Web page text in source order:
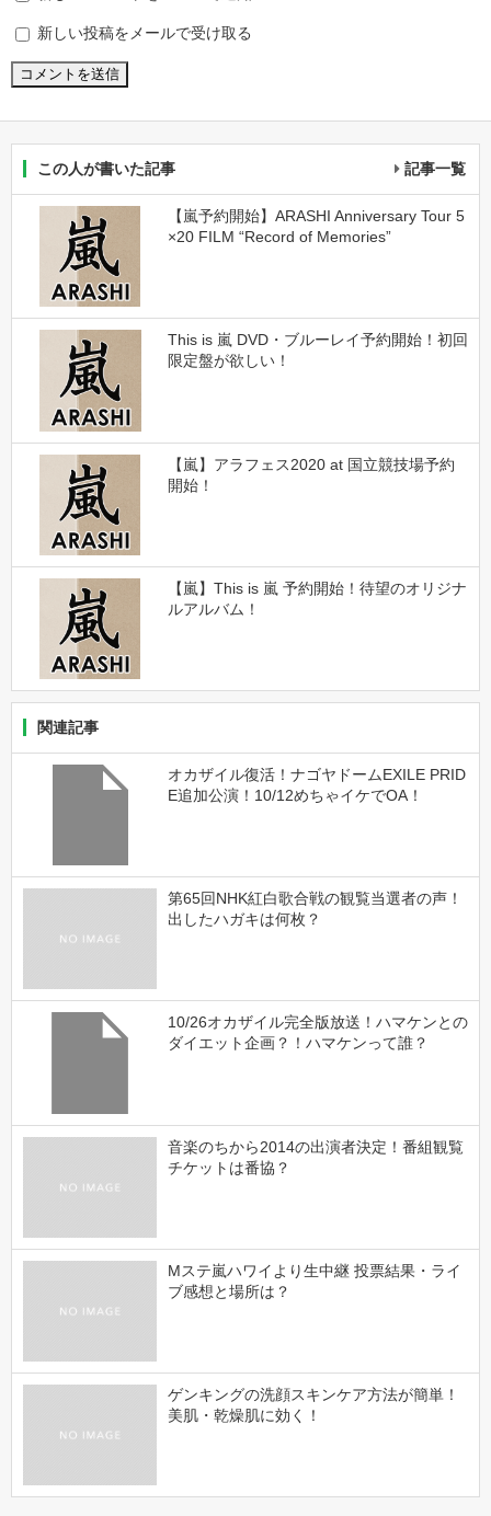
新しい投稿をメールで受け取る
この人が書いた記事 記事一覧
【嵐予約開始】ARASHI Anniversary Tour 5
×20 FILM “Record of Memories”
This is 嵐 DVD・ブルーレイ予約開始！初回
限定盤が欲しい！
【嵐】アラフェス2020 at 国立競技場予約
開始！
【嵐】This is 嵐 予約開始！待望のオリジナ
ルアルバム！
関連記事
オカザイル復活！ナゴヤドームEXILE PRID
E追加公演！10/12めちゃイケでOA！
第65回NHK紅白歌合戦の観覧当選者の声！
出したハガキは何枚？
10/26オカザイル完全版放送！ハマケンとの
ダイエット企画？！ハマケンって誰？
音楽のちから2014の出演者決定！番組観覧
チケットは番協？
Mステ嵐ハワイより生中継 投票結果・ライ
ブ感想と場所は？
ゲンキングの洗顔スキンケア方法が簡単！
美肌・乾燥肌に効く！